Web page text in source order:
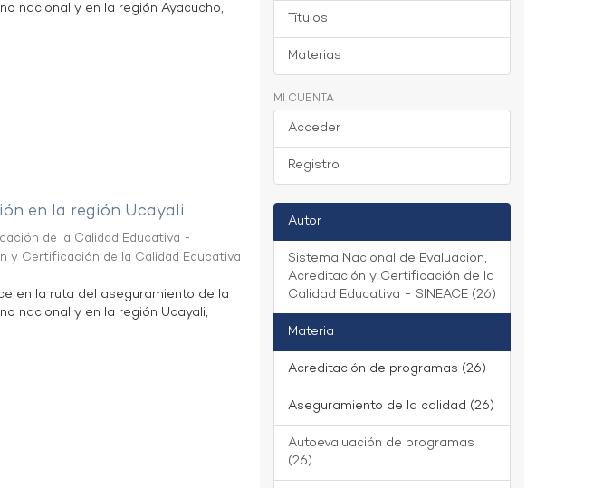
nacional y en la región Ayacucho,
en la región Ucayali
de la Calidad Educativa -
y Certificación de la Calidad Educativa
en la ruta del aseguramiento de la
nacional y en la región Ucayali,
Títulos
Materias
MI CUENTA
Acceder
Registro
Autor
Sistema Nacional de Evaluación,
Acreditación y Certificación de la
Calidad Educativa - SINEACE (26)
Materia
Acreditación de programas (26)
Aseguramiento de la calidad (26)
Autoevaluación de programas
(26)